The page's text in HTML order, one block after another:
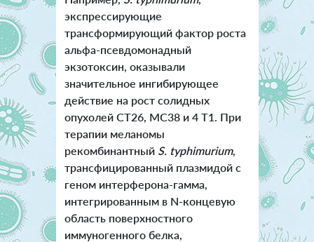
экспрессирующие
трансформирующий фактор роста
альфа-псевдомонадный
экзотоксин, оказывали
значительное ингибирующее
действие на рост солидных
опухолей CT26, MC38 и 4 T1. При
терапии меланомы
рекомбинантный S. typhimurium,
трансфицированный плазмидой с
геном интерферона-гамма,
интегрированным в N-концевую
область поверхностного
иммуногенного белка,